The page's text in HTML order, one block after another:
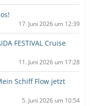
17. Juni 2026 um 12:39
FESTIVAL Cruise
11. Juni 2026 um 17:28
Schiff Flow jetzt
5. Juni 2026 um 10:54